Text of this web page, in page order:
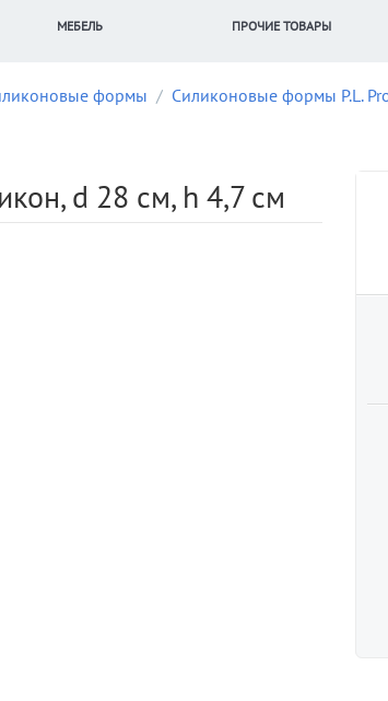
МЕБЕЛЬ ПРОЧИЕ ТОВАРЫ
формы / Силиконовые формы P.L.
d 28 см, h 4,7 см